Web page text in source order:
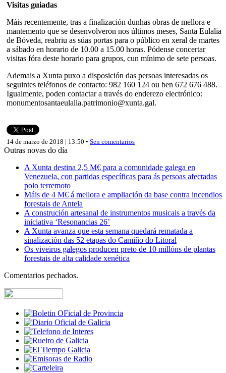
Visitas guiadas
Máis recentemente, tras a finalización dunhas obras de mellora e
mantemento que se desenvolveron nos últimos meses, Santa Eulalia
de Bóveda, reabriu as súas portas para o público en xeral de martes
a sábado en horario de 10.00 a 15.00 horas. Pódense concertar
visitas fóra deste horario para grupos, cun mínimo de sete persoas.
Ademais a Xunta puxo a disposición das persoas interesadas os
seguintes teléfonos de contacto: 982 160 124 ou ben 672 676 488.
Igualmente, poden contactar a través do enderezo electrónico:
monumentosantaeulalia.patrimonio@xunta.gal.
14 de marzo de 2018 | 13:50 • Sen comentarios
Outras novas do día
A Xunta destina 2,5 M€ para a comunidade galega en
Venezuela, con partidas específicas para ás persoas afectadas
polo terremoto
Máis de 4 M€ á mellora e ampliación da base contra incendios
forestais de Antela
A construción artesanal de instrumentos musicais a través da
iniciativa ‘Resonancias 26’
A Xunta avanza que esta semana quedará rematada a
sinalización das 52 etapas do Camiño do Litoral
Os viveiros galegos producen preto de 10 millóns de plantas
forestais de alta calidade xenética
Comentarios pechados.